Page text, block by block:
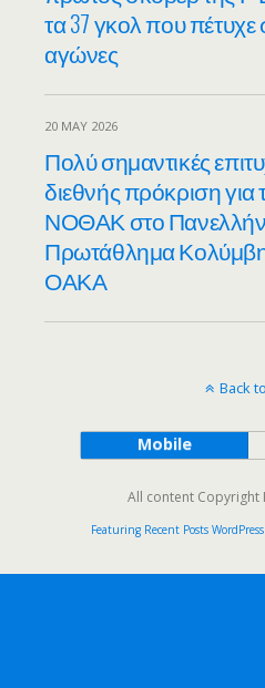
τα 37 γκολ που πέτυχε
αγώνες
20 MAY 2026
Πολύ σημαντικές
διεθνής πρόκριση για
ΝΟΘΑΚ στο
Πρωτάθλημα
ΟΑΚΑ
Back
Mobile
All content Copyright
Featuring Recent Posts